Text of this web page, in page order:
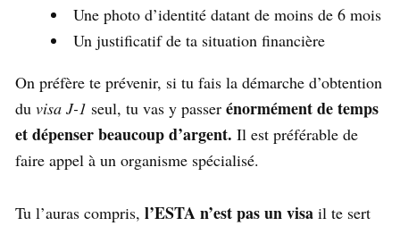
Une photo d’identité datant de moins de 6 mois
Un justificatif de ta situation financière
On préfère te prévenir, si tu fais la démarche d’obtention
du visa J-1 seul, tu vas y passer énormément de temps
et dépenser beaucoup d’argent. Il est préférable de
faire appel à un organisme spécialisé.
Tu l’auras compris, l’ESTA n’est pas un visa il te sert